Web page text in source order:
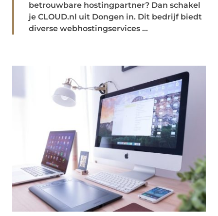
betrouwbare hostingpartner? Dan schakel
je CLOUD.nl uit Dongen in. Dit bedrijf biedt
diverse webhostingservices ...